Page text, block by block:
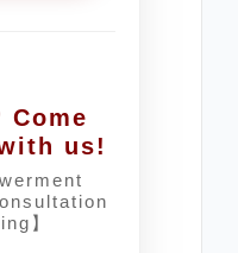
Come
us!
】